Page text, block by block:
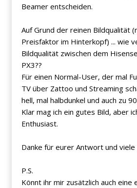
Beamer entscheiden.
Auf Grund der reinen Bildqualität
Preisfaktor im Hinterkopf) ... wie
Bildqualität zwischen dem
PX3??
Für einen Normal-User, der mal
TV über Zattoo und Streaming
hell, mal halbdunkel und auch zu
Klar mag ich ein gutes Bild, aber
Enthusiast.
Danke für eurer Antwort und viele
P.S.
Könnt ihr mir zusätzlich auch eine